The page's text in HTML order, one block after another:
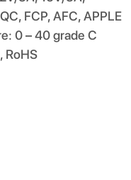
FCP, AFC, APPLE
0 – 40 grade C
RoHS